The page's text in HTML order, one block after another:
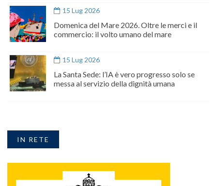
15 Lug 2026
Domenica del Mare 2026. Oltre le merci e il
commercio: il volto umano del mare
15 Lug 2026
La Santa Sede: l’IA è vero progresso solo se
messa al servizio della dignità umana
IN RETE